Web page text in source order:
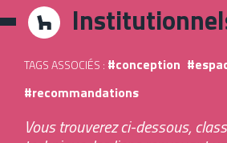
Institutionnels
Grand
Public
TAGS ASSOCIÉS : conception
recommandations
Vous trouverez ci-dessous,